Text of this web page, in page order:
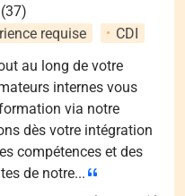
requise
CDI
au long de votre
internes vous
via notre
dès votre intégration
compétences et des
de notre...